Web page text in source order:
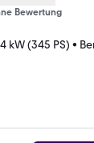
Bewertung
kW (345 PS) •